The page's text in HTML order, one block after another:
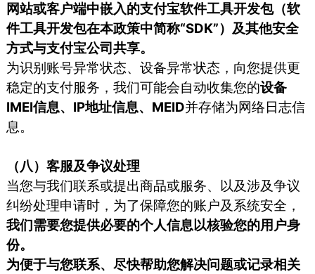
网站或客户端中嵌入的支付宝软件工具开发包（软
件工具开发包在本政策中简称“SDK”）及其他安全
方式与支付宝公司共享。
为识别账号异常状态、设备异常状态，向您提供更
稳定的支付服务，我们可能会自动收集您的设备
IMEI信息、IP地址信息、MEID并存储为网络日志信
息。
（八）客服及争议处理
当您与我们联系或提出商品或服务、以及涉及争议
纠纷处理申请时，为了保障您的账户及系统安全，
我们需要您提供必要的个人信息以核验您的用户身
份。
为便于与您联系、尽快帮助您解决问题或记录相关